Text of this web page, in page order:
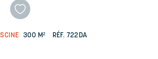
300 M² RÉF. 722DA